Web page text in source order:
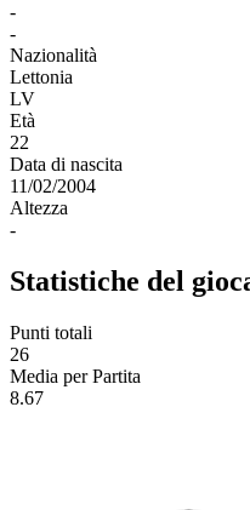
-
-
Nazionalità
Lettonia
LV
Età
22
Data di nascita
11/02/2004
Altezza
-
Statistiche del
Punti totali
26
Media per Partita
8.67